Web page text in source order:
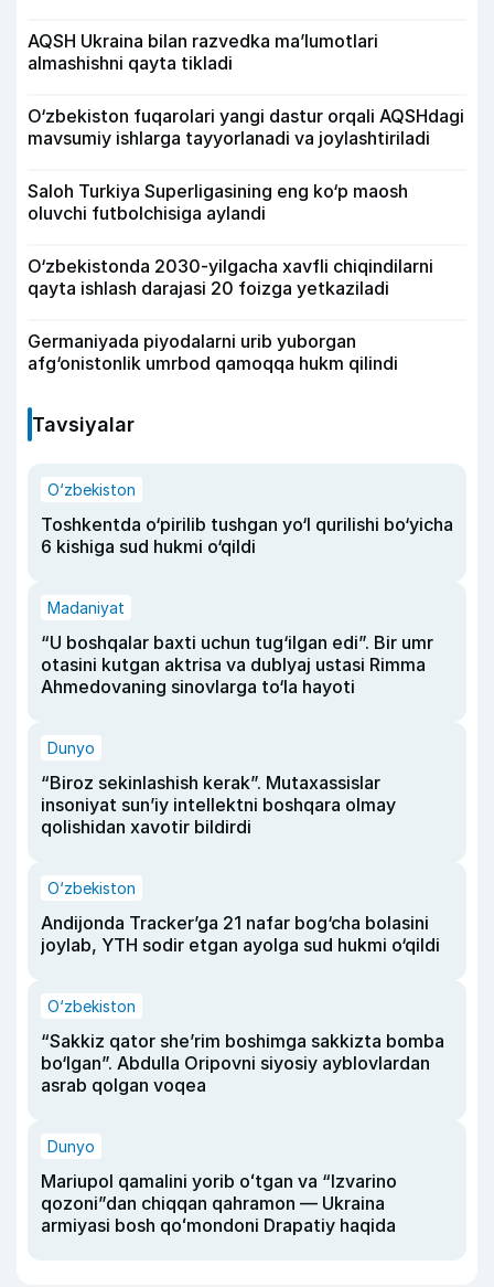
AQSH Ukraina bilan razvedka ma’lumotlari
almashishni qayta tikladi
O‘zbekiston fuqarolari yangi dastur orqali AQSHdagi
mavsumiy ishlarga tayyorlanadi va joylashtiriladi
Saloh Turkiya Superligasining eng ko‘p maosh
oluvchi futbolchisiga aylandi
O‘zbekistonda 2030-yilgacha xavfli chiqindilarni
qayta ishlash darajasi 20 foizga yetkaziladi
Germaniyada piyodalarni urib yuborgan
afg‘onistonlik umrbod qamoqqa hukm qilindi
Tavsiyalar
O‘zbekiston
Toshkentda o‘pirilib tushgan yo‘l qurilishi bo‘yicha
6 kishiga sud hukmi o‘qildi
Madaniyat
“U boshqalar baxti uchun tug‘ilgan edi”. Bir umr
otasini kutgan aktrisa va dublyaj ustasi Rimma
Ahmedovaning sinovlarga to‘la hayoti
Dunyo
“Biroz sekinlashish kerak”. Mutaxassislar
insoniyat sun’iy intellektni boshqara olmay
qolishidan xavotir bildirdi
O‘zbekiston
Andijonda Tracker’ga 21 nafar bog‘cha bolasini
joylab, YTH sodir etgan ayolga sud hukmi o‘qildi
O‘zbekiston
“Sakkiz qator she’rim boshimga sakkizta bomba
bo‘lgan”. Abdulla Oripovni siyosiy ayblovlardan
asrab qolgan voqea
Dunyo
Mariupol qamalini yorib oʻtgan va “Izvarino
qozoni”dan chiqqan qahramon — Ukraina
armiyasi bosh qoʻmondoni Drapatiy haqida